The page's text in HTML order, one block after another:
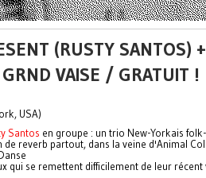
(RUSTY SANTOS) +
VAISE / GRATUIT !
USA)
Santos en groupe : un trio New-Yorkais folk-
reverb partout, dans la veine d'Animal
qui se remettent difficilement de leur